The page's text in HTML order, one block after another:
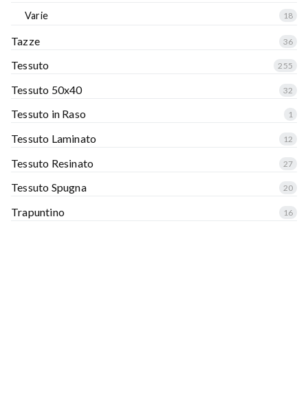
Varie 18
Tazze 36
Tessuto 255
Tessuto 50x40 32
Tessuto in Raso 1
Tessuto Laminato 12
Tessuto Resinato 27
Tessuto Spugna 20
Trapuntino 16